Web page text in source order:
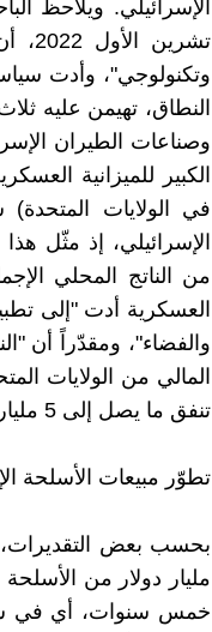
وتكنولوجي"، وأدت
النطاق، تهيمن عليه
وصناعات الطيران
في الولايات المتحدة)
العسكرية أدت "إلى
والفضاء"، ومقدّراً أن
المالي من الولايات
تنفق ما يصل إلى 5 مليارات شيكل سنوياً على الأبحاث.
تطوّر مبيعات الأسلحة